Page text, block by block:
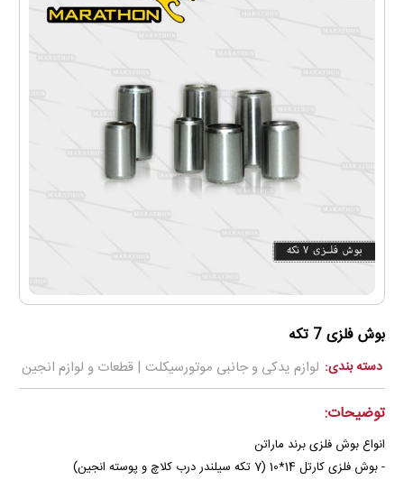
بوش فلزی 7 تكه
دسته بندی: لوازم یدکی و جانبی موتورسیکلت | قطعات و لوازم انجین
توضیحات:
انواع بوش فلزی برند ماراتن
- بوش فلزی کارتل 14*10 (7 تكه سيلندر درب كلاچ و پوسته انجين)